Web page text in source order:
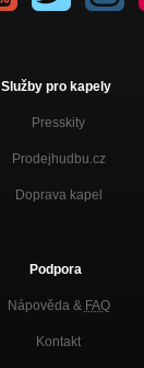
Služby pro kapely
Presskity
Prodejhudbu.cz
Doprava kapel
Podpora
Nápověda & FAQ
Kontakt